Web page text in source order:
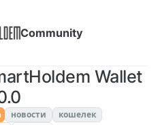
Community
Wallet
новости
кошелек